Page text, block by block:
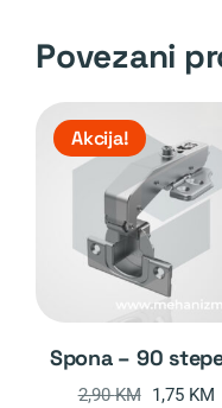
Povezani
Akcija!
spona – 90
2,90KM Original
1,75 KM